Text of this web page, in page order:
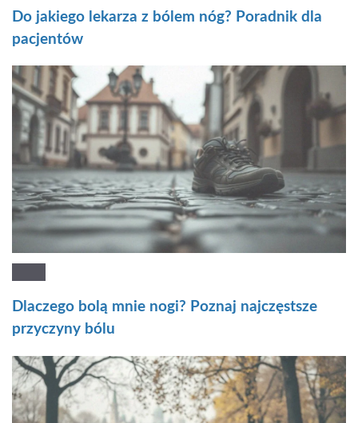
Do jakiego lekarza z bólem nóg? Poradnik dla
pacjentów
Dlaczego bolą mnie nogi? Poznaj najczęstsze
przyczyny bólu